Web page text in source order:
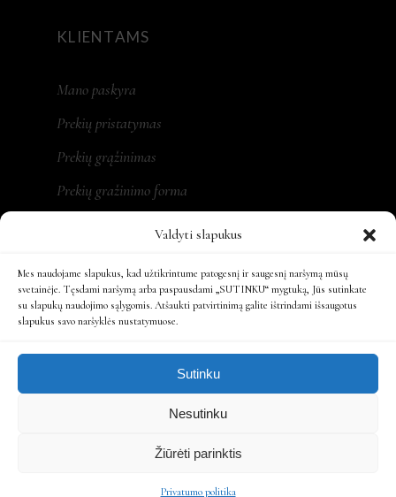
Valdyti slapukus
Mes naudojame slapukus, kad užtikrintume patogesnį ir saugesnį naršymą mūsų
svetainėje. Tęsdami naršymą arba paspausdami „SUTINKU“ mygtuką, Jūs sutinkate
su slapukų naudojimo sąlygomis. Atšaukti patvirtinimą galite ištrindami išsaugotus
slapukus savo naršyklės nustatymuose.
Sutinku
Nesutinku
Žiūrėti parinktis
Privatumo politika
KLIENTAMS
Mano paskyra
Prekių pristatymas
Prekių grąžinimas
Prekių gražinimo forma
REKVIZITAI
Ats. sąsk.: LT197300010161863808